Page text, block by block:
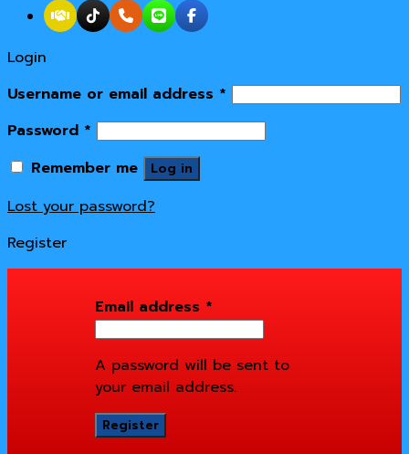
Login
Username or email address *
Password *
Remember me
Log in
Lost your password?
Register
Email address *
A password will be sent to
your email address.
Register